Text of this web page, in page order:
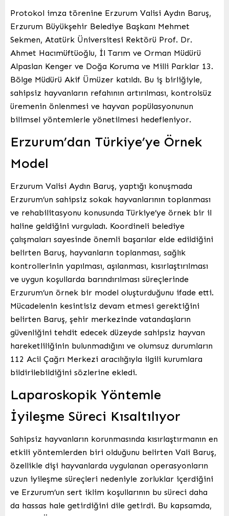
Protokol imza törenine Erzurum Valisi Aydın Baruş,
Erzurum Büyükşehir Belediye Başkanı Mehmet
Sekmen, Atatürk Üniversitesi Rektörü Prof. Dr.
Ahmet Hacımüftüoğlu, İl Tarım ve Orman Müdürü
Alpaslan Kenger ve Doğa Koruma ve Milli Parklar 13.
Bölge Müdürü Akif Ümüzer katıldı. Bu iş birliğiyle,
sahipsiz hayvanların refahının artırılması, kontrolsüz
üremenin önlenmesi ve hayvan popülasyonunun
bilimsel yöntemlerle yönetilmesi hedefleniyor.
Erzurum’dan Türkiye’ye Örnek
Model
Erzurum Valisi Aydın Baruş, yaptığı konuşmada
Erzurum’un sahipsiz sokak hayvanlarının toplanması
ve rehabilitasyonu konusunda Türkiye’ye örnek bir il
haline geldiğini vurguladı. Koordineli belediye
çalışmaları sayesinde önemli başarılar elde edildiğini
belirten Baruş, hayvanların toplanması, sağlık
kontrollerinin yapılması, aşılanması, kısırlaştırılması
ve uygun koşullarda barındırılması süreçlerinde
Erzurum’un örnek bir model oluşturduğunu ifade etti.
Mücadelenin kesintisiz devam etmesi gerektiğini
belirten Baruş, şehir merkezinde vatandaşların
güvenliğini tehdit edecek düzeyde sahipsiz hayvan
hareketliliğinin bulunmadığını ve olumsuz durumların
112 Acil Çağrı Merkezi aracılığıyla ilgili kurumlara
bildirilebildiğini sözlerine ekledi.
Laparoskopik Yöntemle
İyileşme Süreci Kısaltılıyor
Sahipsiz hayvanların korunmasında kısırlaştırmanın en
etkili yöntemlerden biri olduğunu belirten Vali Baruş,
özellikle dişi hayvanlarda uygulanan operasyonların
uzun iyileşme süreçleri nedeniyle zorluklar içerdiğini
ve Erzurum’un sert iklim koşullarının bu süreci daha
da hassas hale getirdiğini dile getirdi. Bu kapsamda,